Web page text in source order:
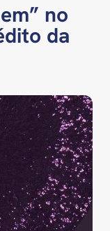
no
da